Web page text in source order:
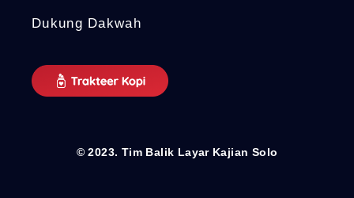
Dukung Dakwah
© 2023. Tim Balik Layar Kajian Solo